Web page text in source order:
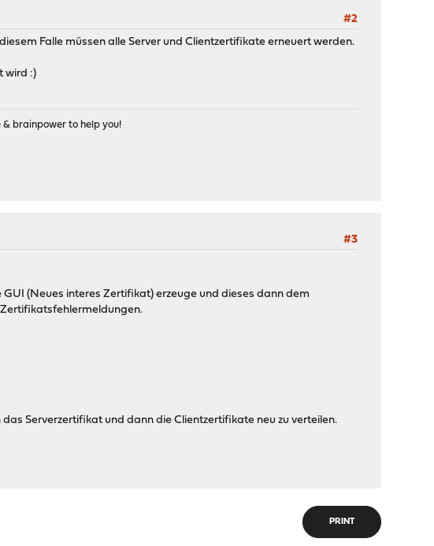
#2
Falle müssen alle Server und Clientzertifikate erneuert werden.
wird :)
brainpower to help you!
#3
(Neues interes Zertifikat) erzeuge und dieses dann dem
Zertifikatsfehlermeldungen.
Serverzertifikat und dann die Clientzertifikate neu zu verteilen.
PRINT